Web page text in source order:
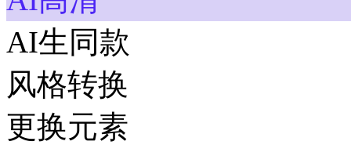
AI生同款
风格转换
更换元素